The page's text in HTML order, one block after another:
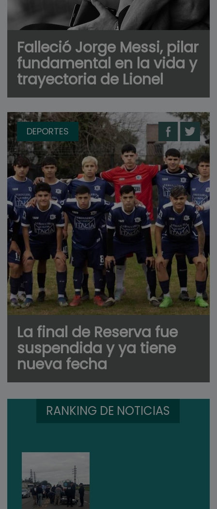
Falleció Jorge Messi, pilar
fundamental en la vida y
trayectoria de Lionel
DEPORTES
La final de Reserva fue
suspendida y ya tiene
nueva fecha
RANKING DE NOTICIAS